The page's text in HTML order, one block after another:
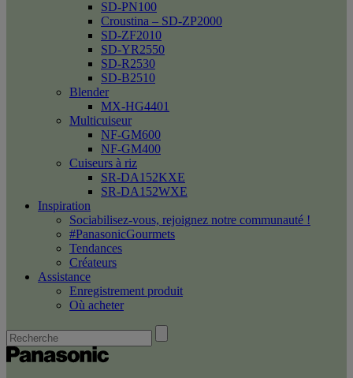
SD-PN100
Croustina – SD-ZP2000
SD-ZF2010
SD-YR2550
SD-R2530
SD-B2510
Blender
MX-HG4401
Multicuiseur
NF-GM600
NF-GM400
Cuiseurs à riz
SR-DA152KXE
SR-DA152WXE
Inspiration
Sociabilisez-vous, rejoignez notre communauté !
#PanasonicGourmets
Tendances
Créateurs
Assistance
Enregistrement produit
Où acheter